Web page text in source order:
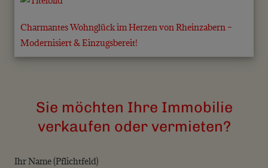
Charmantes Wohnglück im Herzen von Rheinzabern –
Modernisiert & Einzugsbereit!
Sie möchten Ihre Immobilie
verkaufen oder vermieten?
Ihr Name (Pflichtfeld)